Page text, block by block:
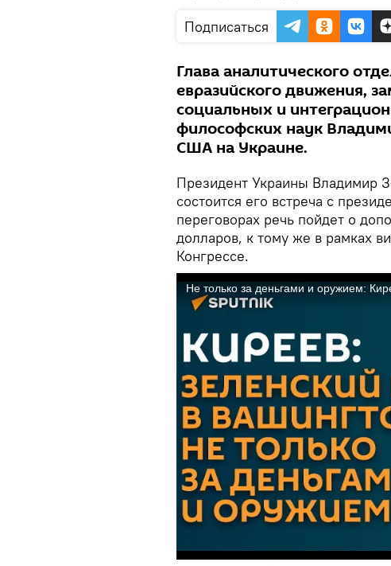
Подписаться
Глава аналитического
евразийского движения,
социальных и
философских наук
США на Украине.
Президент Украины Владимир
состоится его встреча с
переговорах речь пойдет о
долларов, к тому же в рамках
Конгрессе.